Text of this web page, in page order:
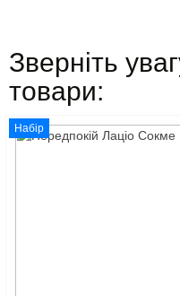
Зверніть
товари:
Набір